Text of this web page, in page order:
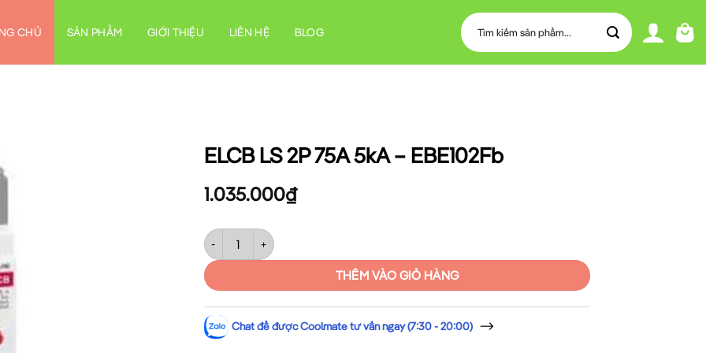
CHỦ SẢN PHẨM GIỚI THIỆU LIÊN HỆ BLOG
Tìm
kiếm:
ELCB LS 2P 75A 5kA – EBE102Fb
1.035.000₫
ELCB LS 2P 75A 5kA – EBE102Fb số lượng
THÊM VÀO GIỎ HÀNG
Chat để được Coolmate tư vấn ngay (7:30 - 20:00)